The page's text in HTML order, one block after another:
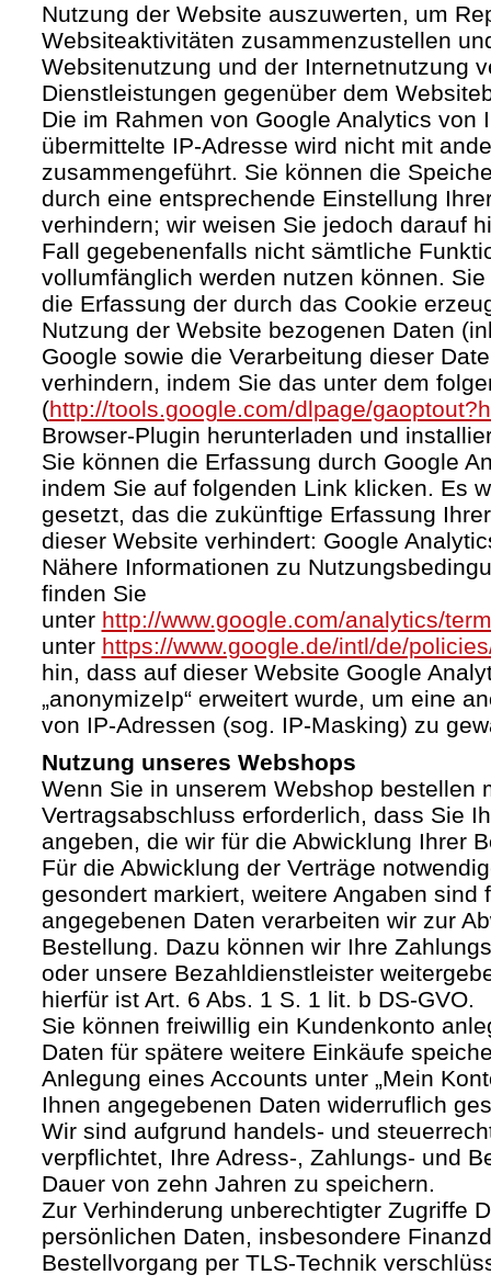
Nutzung der Website auszuwerten, um
Websiteaktivitäten zusammenzustellen
Websitenutzung und der Internetnutzung
Dienstleistungen gegenüber dem
Die im Rahmen von Google Analytics von
übermittelte IP-Adresse wird nicht mit
zusammengeführt. Sie können die
durch eine entsprechende Einstellung
verhindern; wir weisen Sie jedoch darauf
Fall gegebenenfalls nicht sämtliche
vollumfänglich werden nutzen können.
die Erfassung der durch das Cookie
Nutzung der Website bezogenen Daten
Google sowie die Verarbeitung dieser
verhindern, indem Sie das unter dem
(http://tools.google.com/dlpage/
Browser-Plugin herunterladen und
Sie können die Erfassung durch Google
indem Sie auf folgenden Link klicken. Es
gesetzt, das die zukünftige Erfassung
dieser Website verhindert: Google
Nähere Informationen zu
finden Sie
unter http://www.google.com/analytics/
unter https://www.google.de/intl/de/
hin, dass auf dieser Website Google
„anonymizeIp“ erweitert wurde, um eine
von IP-Adressen (sog. IP-Masking) zu
Nutzung unseres Webshops
Wenn Sie in unserem Webshop bestellen
Vertragsabschluss erforderlich, dass Sie
angeben, die wir für die Abwicklung Ihrer
Für die Abwicklung der Verträge
gesondert markiert, weitere Angaben sind
angegebenen Daten verarbeiten wir zur
Bestellung. Dazu können wir Ihre
oder unsere Bezahldienstleister
hierfür ist Art. 6 Abs. 1 S. 1 lit. b DS-GVO.
Sie können freiwillig ein Kundenkonto
Daten für spätere weitere Einkäufe
Anlegung eines Accounts unter „Mein
Ihnen angegebenen Daten widerruflich
Wir sind aufgrund handels- und
verpflichtet, Ihre Adress-, Zahlungs- und
Dauer von zehn Jahren zu speichern.
Zur Verhinderung unberechtigter Zugriffe
persönlichen Daten, insbesondere
Bestellvorgang per TLS-Technik